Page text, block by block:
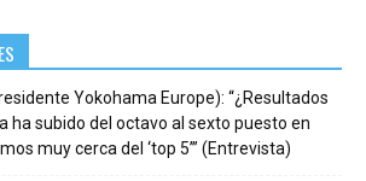
Yokohama Europe): “¿Resultados
ha subido del octavo al sexto puesto en
muy cerca del ‘top 5’” (Entrevista)